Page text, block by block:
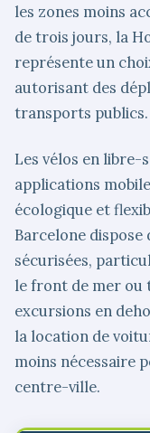
les zones moins
de trois jours, la
représente un
autorisant des
transports publics.
Les vélos en libre-
applications
écologique et
Barcelone dispose
sécurisées,
le front de mer ou
excursions en
la location de
moins nécessaire
centre-ville.